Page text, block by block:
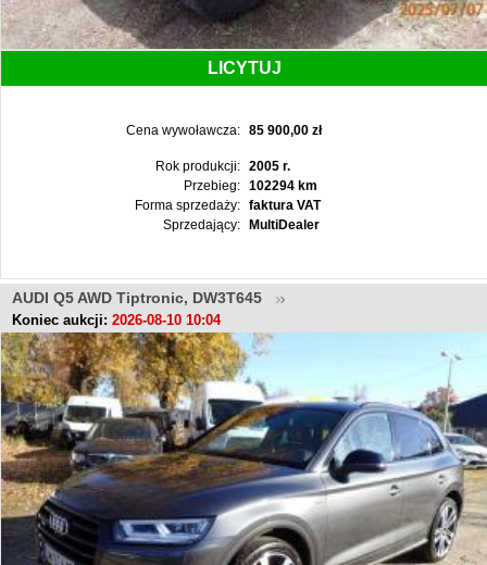
LICYTUJ
Cena wywoławcza: 85 900,00 zł
Rok produkcji:
2005 r.
Przebieg:
102294 km
Forma sprzedaży:
faktura VAT
Sprzedający:
MultiDealer
AUDI Q5 AWD Tiptronic, DW3T645
Koniec aukcji: 2026-08-10 10:04